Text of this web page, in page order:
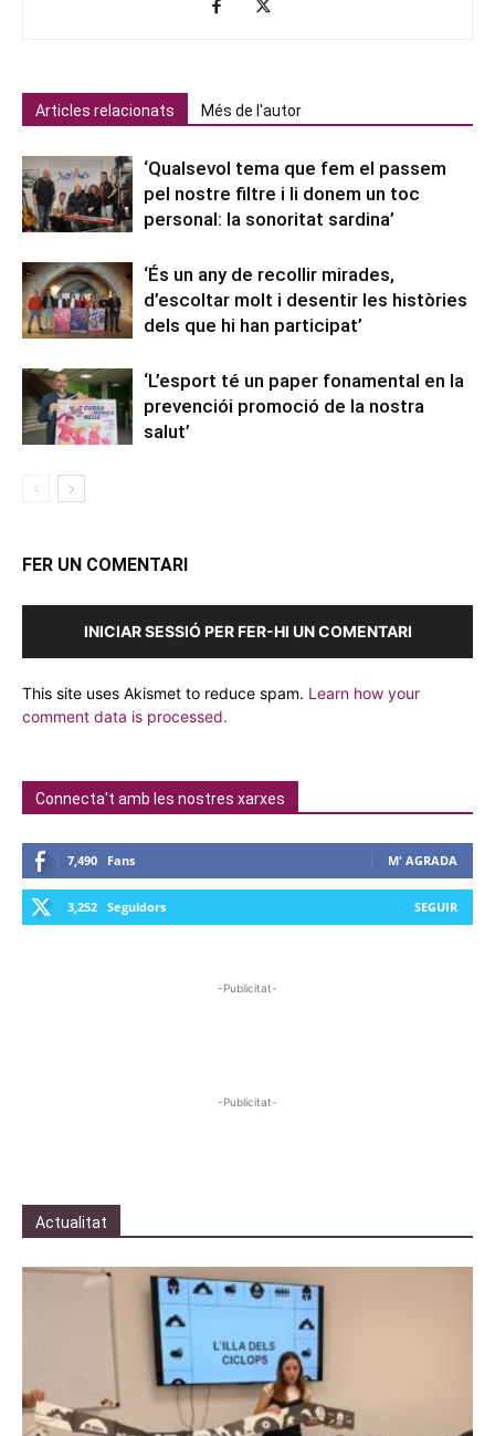
Articles relacionats Més de l'autor
‘Qualsevol tema que fem el passem
pel nostre filtre i li donem un toc
personal: la sonoritat sardina’
‘És un any de recollir mirades,
d’escoltar molt i desentir les històries
dels que hi han participat’
‘L’esport té un paper fonamental en la
prevenciói promoció de la nostra
salut’
FER UN COMENTARI
INICIAR SESSIÓ PER FER-HI UN COMENTARI
This site uses Akismet to reduce spam. Learn how your
comment data is processed.
Connecta't amb les nostres xarxes
7,490 Fans M' AGRADA
3,252 Seguidors SEGUIR
-Publicitat-
-Publicitat-
Actualitat